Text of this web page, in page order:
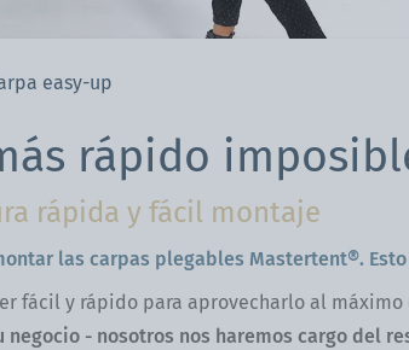
easy-up
rápido
rápida y fácil montaje
las carpas plegables Mastertent®.
fácil y rápido para aprovecharlo al
- nosotros nos haremos cargo del